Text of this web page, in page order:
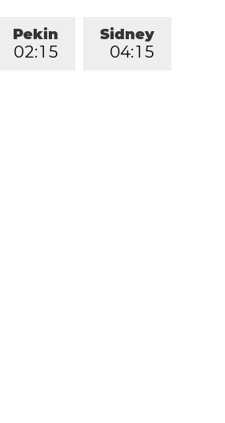
Sidney
04:1 5
Pekin
02:1 5